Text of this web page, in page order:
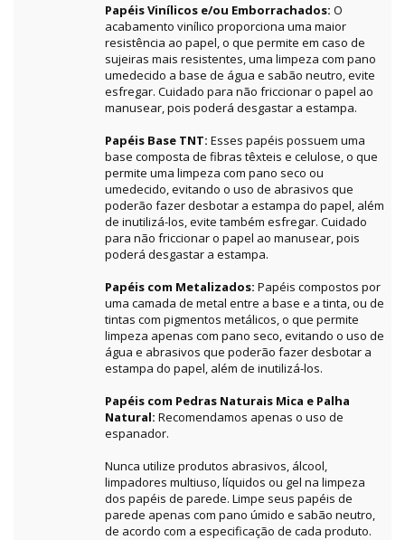
Papéis Vinílicos e/ou Emborrachados: O
acabamento vinílico proporciona uma maior
resistência ao papel, o que permite em caso de
sujeiras mais resistentes, uma limpeza com pano
umedecido a base de água e sabão neutro, evite
esfregar. Cuidado para não friccionar o papel ao
manusear, pois poderá desgastar a estampa.
Papéis Base TNT: Esses papéis possuem uma
base composta de fibras têxteis e celulose, o que
permite uma limpeza com pano seco ou
umedecido, evitando o uso de abrasivos que
poderão fazer desbotar a estampa do papel, além
de inutilizá-los, evite também esfregar. Cuidado
para não friccionar o papel ao manusear, pois
poderá desgastar a estampa.
Papéis com Metalizados: Papéis compostos por
uma camada de metal entre a base e a tinta, ou de
tintas com pigmentos metálicos, o que permite
limpeza apenas com pano seco, evitando o uso de
água e abrasivos que poderão fazer desbotar a
estampa do papel, além de inutilizá-los.
Papéis com Pedras Naturais Mica e Palha
Natural: Recomendamos apenas o uso de
espanador.
Nunca utilize produtos abrasivos, álcool,
limpadores multiuso, líquidos ou gel na limpeza
dos papéis de parede. Limpe seus papéis de
parede apenas com pano úmido e sabão neutro,
de acordo com a especificação de cada produto.